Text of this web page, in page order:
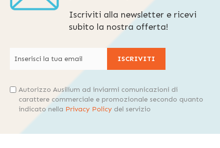
Iscriviti alla newsletter e ricevi
subito la nostra offerta!
ISCRIVITI
Autorizzo Ausilium ad inviarmi comunicazioni di
carattere commerciale e promozionale secondo quanto
indicato nella Privacy Policy del servizio